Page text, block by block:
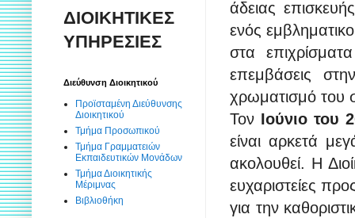
άδειας
ενός
στα
επεμβάσεις
χρωματισμό του
Τον Ιούνιο του
είναι αρκετά
ακολουθεί. Η
ευχαριστείες
για την
ΔΙΟΙΚΗΤΙΚΕΣ
ΥΠΗΡΕΣΙΕΣ
Διεύθυνση Διοικητικού
Προϊσταμένη Διεύθυνσης
Διοικητικού
Τμήμα Προσωπικού
Τμήμα Γραμματειών
Εκπαιδευτικών Μονάδων
Τμήμα Διοικητικής
Μέριμνας
Βιβλιοθήκη